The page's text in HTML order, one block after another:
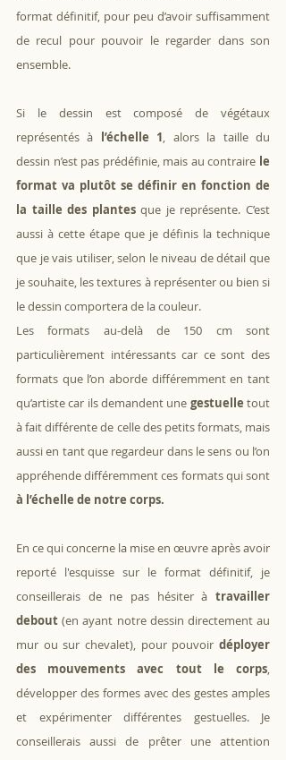
format définitif, pour peu d’avoir suffisamment
de recul pour pouvoir le regarder dans son
ensemble.
Si le dessin est composé de végétaux
représentés à l’échelle 1 , alors la taille du
dessin n’est pas prédéfinie, mais au contraire le
format va plutôt se définir en fonction de
la taille des plantes que je représente. C’est
aussi à cette étape que je définis la technique
que je vais utiliser, selon le niveau de détail que
je souhaite, les textures à représenter ou bien si
le dessin comportera de la couleur.
Les formats au-delà de 150 cm sont
particulièrement intéressants car ce sont des
formats que l’on aborde différemment en tant
qu’artiste car ils demandent une gestuelle tout
à fait différente de celle des petits formats, mais
aussi en tant que regardeur dans le sens ou l’on
à l’échelle de notre corps.
En ce qui concerne la mise en œuvre après avoir
reporté l'esquisse sur le format définitif, je
conseillerais de ne pas hésiter à travailler
debout (en ayant notre dessin directement au
mur ou sur chevalet), pour pouvoir déployer
des mouvements avec tout le corps
développer des formes avec des gestes amples
et expérimenter différentes gestuelles. Je
conseillerais aussi de prêter une attention